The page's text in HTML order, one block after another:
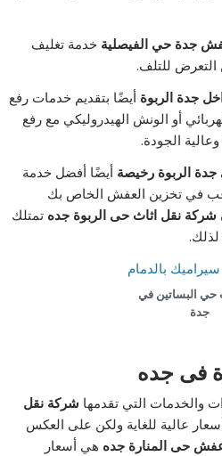
جدة حي الفيصلية خدمة تغليف
التعرض للتلف.
جدة الربوة أيضًا بتقديم خدمات رفع
أو الونش الهيدروليكي مع رفع
الجودة.
الربوة رخيصة أيضًا أفضل خدمة
في تخزين العفش الخاص بك
شركة نقل اثاث حى الربوة جده تمتلك
لذلك.
حي البساتين في
جدة
فى جده
والخدمات التي تقدمها شركة نقل
عالية للغاية ولكن على العكس
حى المنارة جده هي أسعار